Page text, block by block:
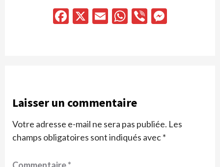
Facebook
X EmailWhatsApp
Viber
Laisser un commentaire
Votre adresse e-mail ne sera pas publiée. Les
champs obligatoires sont indiqués avec*